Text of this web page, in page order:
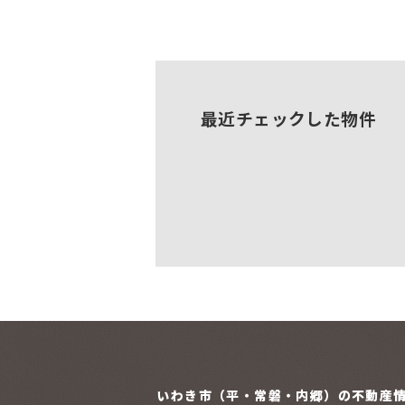
最近チェックした物件
いわき市（平・常磐・内郷）の不動産